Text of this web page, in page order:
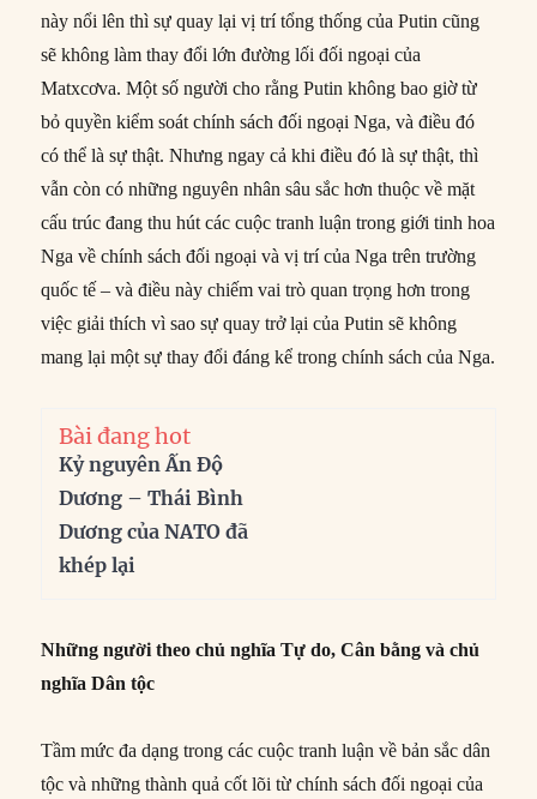
này nổi lên thì sự quay lại vị trí tổng thống của Putin cũng
sẽ không làm thay đổi lớn đường lối đối ngoại của
Matxcơva. Một số người cho rằng Putin không bao giờ từ
bỏ quyền kiểm soát chính sách đối ngoại Nga, và điều đó
có thể là sự thật. Nhưng ngay cả khi điều đó là sự thật, thì
vẫn còn có những nguyên nhân sâu sắc hơn thuộc về mặt
cấu trúc đang thu hút các cuộc tranh luận trong giới tinh hoa
Nga về chính sách đối ngoại và vị trí của Nga trên trường
quốc tế – và điều này chiếm vai trò quan trọng hơn trong
việc giải thích vì sao sự quay trở lại của Putin sẽ không
mang lại một sự thay đổi đáng kể trong chính sách của Nga.
Bài đang hot
Kỷ nguyên Ấn Độ
Dương – Thái Bình
Dương của NATO đã
khép lại
Những người theo chủ nghĩa Tự do, Cân bằng và chủ
nghĩa Dân tộc
Tầm mức đa dạng trong các cuộc tranh luận về bản sắc dân
tộc và những thành quả cốt lõi từ chính sách đối ngoại của